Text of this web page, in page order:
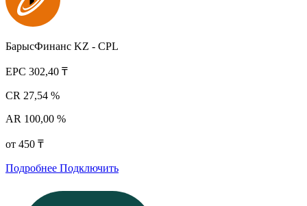
БарысФинанс KZ - CPL
EPC 302,40 ₸
CR 27,54 %
AR 100,00 %
от 450 ₸
Подробнее Подключить